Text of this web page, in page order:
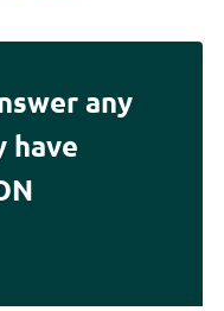
any
have